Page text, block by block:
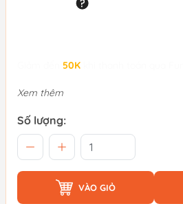
50K
Xem thêm
Số lượng:
VÀO GIỎ